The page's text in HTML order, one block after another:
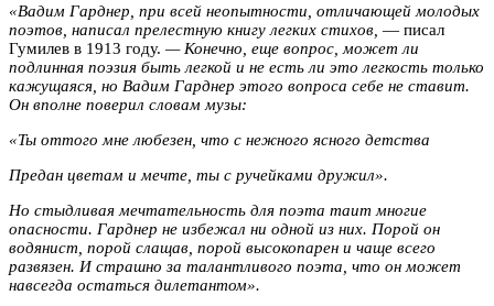
«Вадим Гарднер, при всей неопытности, отличающей молодых
поэтов, написал прелестную книгу легких стихов, — писал
Гумилев в 1913 году. — Конечно, еще вопрос, может ли
подлинная поэзия быть легкой и не есть ли это легкость только
кажущаяся, но Вадим Гарднер этого вопроса себе не ставит.
Он вполне поверил словам музы:
«Ты оттого мне любезен, что с нежного ясного детства
Предан цветам и мечте, ты с ручейками дружил».
Но стыдливая мечтательность для поэта таит многие
опасности. Гарднер не избежал ни одной из них. Порой он
водянист, порой слащав, порой высокопарен и чаще всего
развязен. И страшно за талантливого поэта, что он может
навсегда остаться дилетантом».